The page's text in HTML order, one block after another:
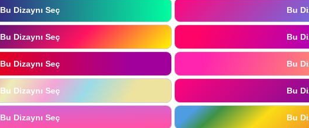
Bu Dizaynı Seç Bu
Bu Dizaynı Seç Bu
Bu Dizaynı Seç Bu
Bu Dizaynı Seç Bu
Bu Dizaynı Seç Bu